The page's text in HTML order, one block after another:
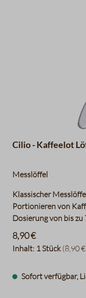
Cilio - Kaffeelot
Messlöffel
Klassischer
Portionieren von
Dosierung von bis zu
unkompliziert - für
Inhalt: 1 Stück(8,90
8,90 €
Sofort verfügbar,